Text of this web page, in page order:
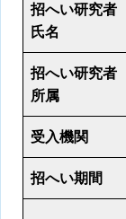
招へい研究者
氏名
招へい研究者
所属
受入機関
招へい期間